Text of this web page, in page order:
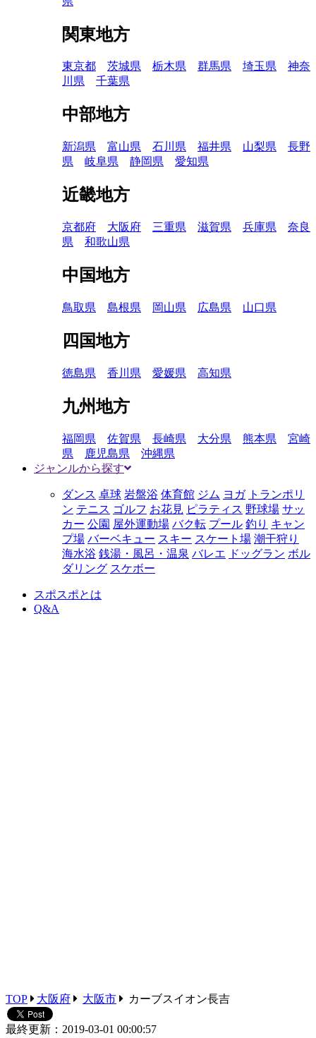
関東地方
東京都 茨城県 栃木県 群馬県 埼玉県
神奈
川県
千葉県
中部地方
新潟県 富山県 石川県 福井県 山梨県
長野
県
岐阜県 静岡県 愛知県
近畿地方
京都府 大阪府 三重県 滋賀県 兵庫県
奈良
県
和歌山県
中国地方
鳥取県 島根県 岡山県 広島県 山口県
四国地方
徳島県 香川県 愛媛県 高知県
九州地方
福岡県 佐賀県 長崎県 大分県 熊本県
宮崎
県
鹿児島県
沖縄県
ジャンルから探す
ダンス 卓球 岩盤浴 体育館 ジム ヨガ トランポリ
ン テニス ゴルフ お花見 ピラティス 野球場 サッ
カー 公園 屋外運動場 バク転 プール 釣り キャン
プ場 バーベキュー スキー スケート場 潮干狩り
海水浴 銭湯・風呂・温泉 バレエ ドッグラン ボル
ダリング スケボー
スポスポとは
Q&A
TOP 大阪府 大阪市 カーブスイオン長吉
最終更新：2019-03-01 00:00:57